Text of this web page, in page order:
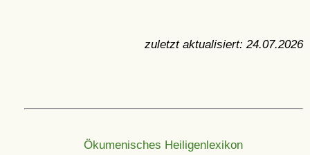
zuletzt aktualisiert: 24.07.2026
Ökumenisches Heiligenlexikon